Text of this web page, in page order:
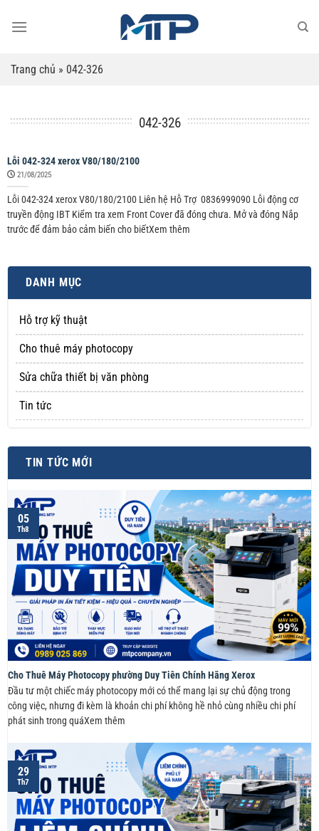
qua
dung
Trang chủ » 042-326
DANH MỤC
Hỗ trợ kỹ thuật
Cho thuê máy photocopy
Sửa chữa thiết bị văn phòng
Tin tức
TIN TỨC MỚI
Cho Thuê Máy Photocopy phường Duy Tiên Chính Hãng Xerox
Đầu tư một chiếc máy photocopy mới có thể mang lại sự chủ động trong
công việc, nhưng đi kèm là khoản chi phí không hề nhỏ cùng nhiều chi phí
phát sinh trong quáXem thêm
05
Th8
29
Th7
042-326
Lỗi 042-324 xerox V80/180/2100
21/08/2025
Lỗi 042-324 xerox V80/180/2100 Liên hệ Hỗ Trợ 0836999090 Lỗi động cơ
truyền động IBT Kiểm tra xem Front Cover đã đóng chưa. Mở và đóng Nắp
trước để đảm bảo cảm biến cho biếtXem thêm